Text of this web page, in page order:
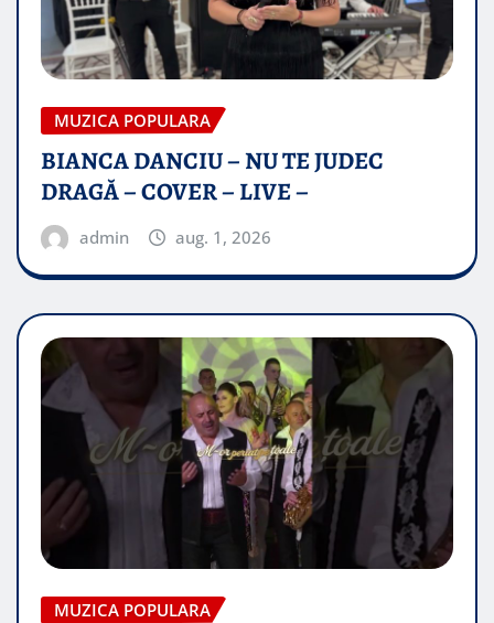
MUZICA POPULARA
BIANCA DANCIU – NU TE JUDEC
DRAGĂ – COVER – LIVE –
admin aug. 1, 2026
MUZICA POPULARA